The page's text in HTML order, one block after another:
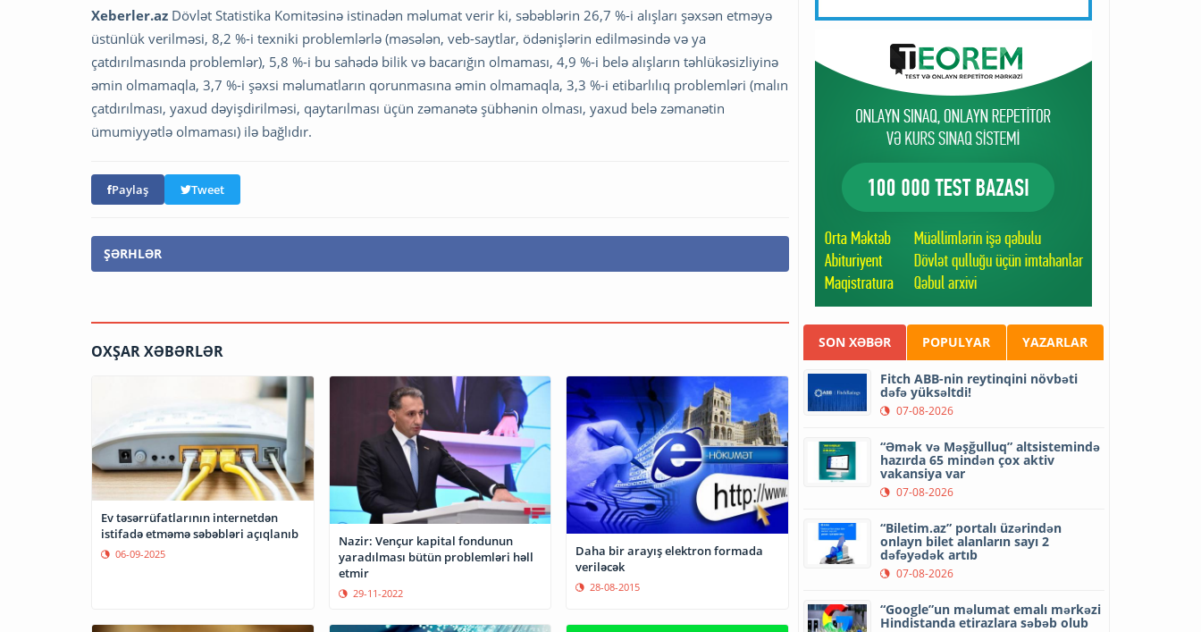
Xeberler.az Dövlət Statistika Komitəsinə istinadən məlumat verir ki, səbəblərin 26,7 %-i alışları şəxsən etməyə
üstünlük verilməsi, 8,2 %-i texniki problemlərlə (məsələn, veb-saytlar, ödənişlərin edilməsində və ya
çatdırılmasında problemlər), 5,8 %-i bu sahədə bilik və bacarığın olmaması, 4,9 %-i belə alışların təhlükəsizliyinə
əmin olmamaqla, 3,7 %-i şəxsi məlumatların qorunmasına əmin olmamaqla, 3,3 %-i etibarlılıq problemləri (malın
çatdırılması, yaxud dəyişdirilməsi, qaytarılması üçün zəmanətə şübhənin olması, yaxud belə zəmanətin
ümumiyyətlə olmaması) ilə bağlıdır.
Paylaş Tweet
ŞƏRHLƏR
OXŞAR XƏBƏRLƏR
Ev təsərrüfatlarının internetdən
istifadə etməmə səbəbləri açıqlanıb
06-09-2025
Nazir: Vençur kapital fondunun
yaradılması bütün problemləri həll
etmir
29-11-2022
Daha bir arayış elektron formada
veriləcək
28-08-2015
SON XƏBƏR POPULYAR YAZARLAR
Fitch ABB-nin reytinqini növbəti
dəfə yüksəltdi!
07-08-2026
“Əmək və Məşğulluq” altsistemində
hazırda 65 mindən çox aktiv
vakansiya var
07-08-2026
“Biletim.az” portalı üzərindən
onlayn bilet alanların sayı 2
dəfəyədək artıb
07-08-2026
“Google”un məlumat emalı mərkəzi
Hindistanda etirazlara səbəb olub